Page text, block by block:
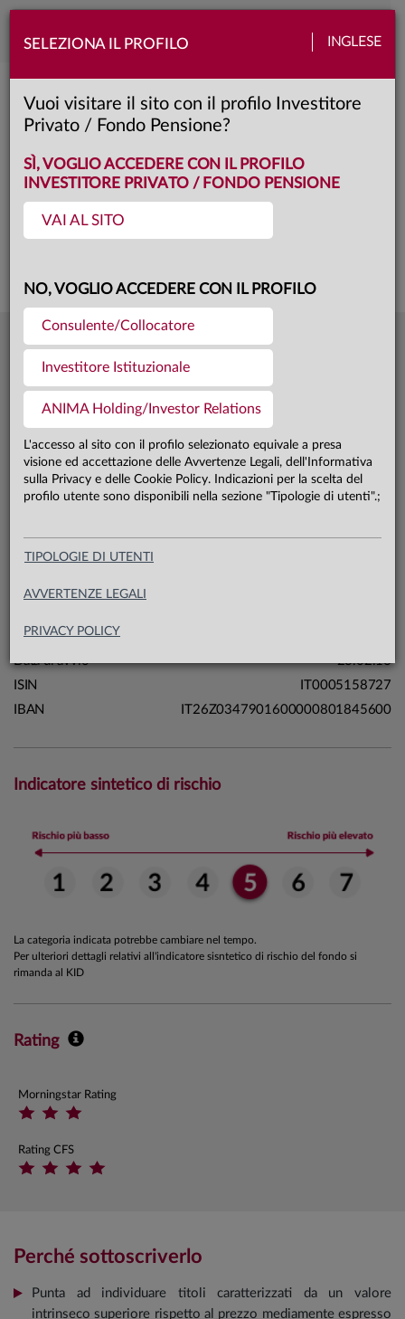
SELEZIONA IL PROFILO INGLESE
Vuoi visitare il sito con il profilo Investitore
Privato / Fondo Pensione?
SÌ, VOGLIO ACCEDERE CON IL PROFILO
INVESTITORE PRIVATO / FONDO PENSIONE
VAI AL SITO
NO, VOGLIO ACCEDERE CON IL PROFILO
Consulente/Collocatore
Investitore Istituzionale
ANIMA Holding/Investor Relations
L'accesso al sito con il profilo selezionato equivale a presa
visione ed accettazione delle Avvertenze Legali, dell'Informativa
sulla Privacy e delle Cookie Policy. Indicazioni per la scelta del
profilo utente sono disponibili nella sezione "Tipologie di utenti".;
TIPOLOGIE DI UTENTI
AVVERTENZE LEGALI
PRIVACY POLICY
Toggle
Anima Valore Globale
Classe: B
Questa è una comunicazione di marketing. Si prega di consultare il prospetto e
Ultima quota
04.08.26
Patrimonio fondo 31.07.26
Patrimonio classe B 31.07.26
Carta di identità
Linea
Mercati
Sistema
Macrocategoria
Domicilio
Data di avvio
23.02.16
ISIN
IT0005158727
IBAN
IT26Z0347901600000801845600
Indicatore sintetico di rischio
La categoria indicata potrebbe cambiare nel tempo.
Per ulteriori dettagli relativi all'indicatore sisntetico di rischio del fondo si
rimanda al KID
Rating
Morningstar Rating
Rating CFS
Perché sottoscriverlo
Punta ad individuare titoli caratterizzati da un valore
intrinseco superiore rispetto al prezzo mediamente espresso